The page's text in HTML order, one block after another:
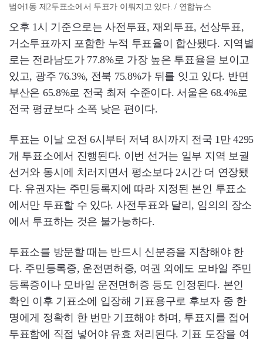
범어1동 제2투표소에서 투표가 이뤄지고 있다. / 연합뉴스
오후 1시 기준으로는 사전투표, 재외투표, 선상투표,
거소투표까지 포함한 누적 투표율이 합산됐다. 지역별
로는 전라남도가 77.8%로 가장 높은 투표율을 보이고
있고, 광주 76.3%, 전북 75.8%가 뒤를 잇고 있다. 반면
부산은 65.8%로 전국 최저 수준이다. 서울은 68.4%로
전국 평균보다 소폭 낮은 편이다.
투표는 이날 오전 6시부터 저녁 8시까지 전국 1만 4295
개 투표소에서 진행된다. 이번 선거는 일부 지역 보궐
선거와 동시에 치러지면서 평소보다 2시간 더 연장됐
다. 유권자는 주민등록지에 따라 지정된 본인 투표소
에서만 투표할 수 있다. 사전투표와 달리, 임의의 장소
에서 투표하는 것은 불가능하다.
투표소를 방문할 때는 반드시 신분증을 지참해야 한
다. 주민등록증, 운전면허증, 여권 외에도 모바일 주민
등록증이나 모바일 운전면허증 등도 인정된다. 본인
확인 이후 기표소에 입장해 기표용구로 후보자 중 한
명에게 정확히 한 번만 기표해야 하며, 투표지를 접어
투표함에 직접 넣어야 유효 처리된다. 기표 도장을 여